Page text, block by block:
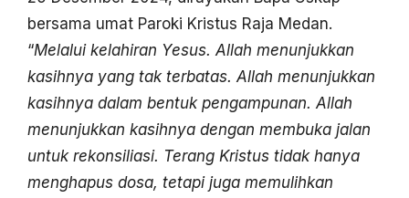
bersama umat Paroki Kristus Raja Medan.
“Melalui kelahiran Yesus. Allah menunjukkan
kasihnya yang tak terbatas. Allah menunjukkan
kasihnya dalam bentuk pengampunan. Allah
menunjukkan kasihnya dengan membuka jalan
untuk rekonsiliasi. Terang Kristus tidak hanya
menghapus dosa, tetapi juga memulihkan